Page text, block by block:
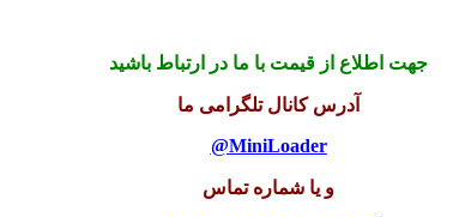
جهت اطلاع از قیمت با ما در ارتباط باشید
آدرس کانال تلگرامی ما
MiniLoader@
و یا شماره تماس